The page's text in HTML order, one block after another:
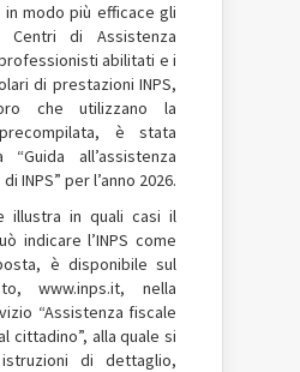
modo più efficace gli
Centri di Assistenza
abilitati e i
di prestazioni INPS,
che utilizzano la
è stata
all’assistenza
INPS” per l’anno 2026.
illustra in quali casi il
indicare l’INPS come
è disponibile sul
www.inps.it, nella
“Assistenza fiscale
cittadino”, alla quale si
di dettaglio,